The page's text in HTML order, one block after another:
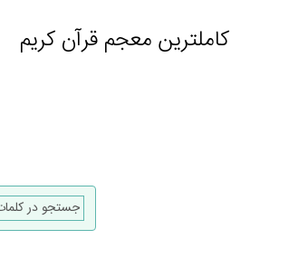
کاملترین معجم قرآن کریم